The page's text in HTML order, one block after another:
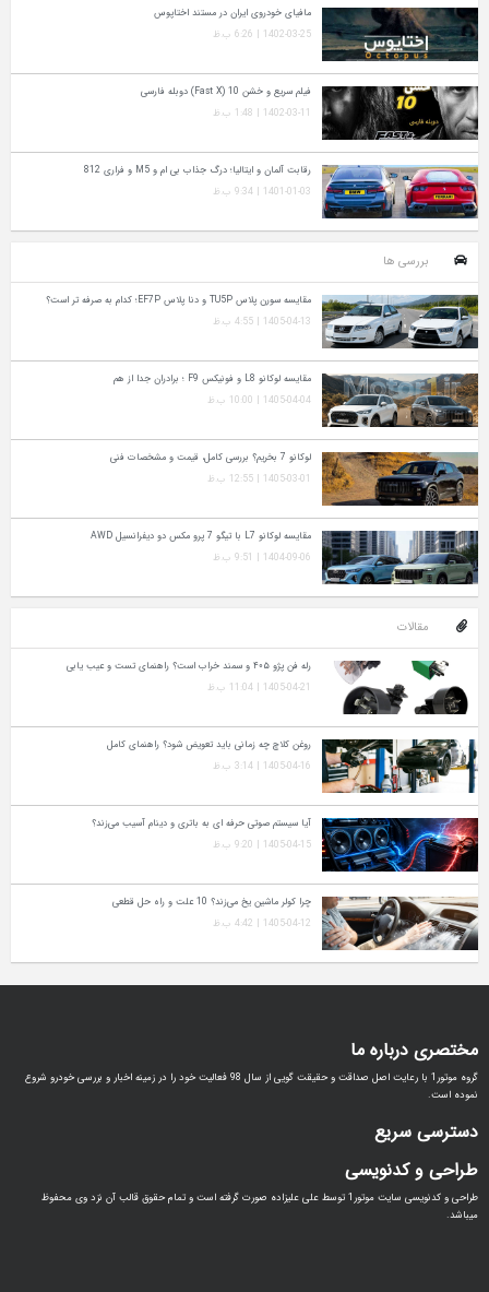
مافیای خودروی ایران در مستند اختاپوس
1402-03-25 | 6:26 ب.ظ
فیلم سریع و خشن 10 (Fast X) دوبله فارسی
1402-03-11 | 1:48 ب.ظ
رقابت آلمان و ایتالیا؛ درگ جذاب بی ام و M5 و فراری 812
1401-01-03 | 9:34 ب.ظ
بررسی ها
مقایسه سورن پلاس TU5P و دنا پلاس EF7P؛ کدام به‌ صرفه‌ تر است؟
1405-04-13 | 4:55 ب.ظ
مقایسه لوکانو L8 و فونیکس F9 ؛ برادران جدا از هم
1405-04-04 | 10:00 ب.ظ
لوکانو 7 بخریم؟ بررسی کامل، قیمت و مشخصات فنی
1405-03-01 | 12:55 ب.ظ
مقایسه لوکانو L7 با تیگو 7 پرو مکس دو دیفرانسیل AWD
1404-09-06 | 9:51 ب.ظ
مقالات
رله فن پژو ۴۰۵ و سمند خراب است؟ راهنمای تست و عیب‌ یابی
1405-04-21 | 11:04 ب.ظ
روغن کلاچ چه زمانی باید تعویض شود؟ راهنمای کامل
1405-04-16 | 3:14 ب.ظ
آیا سیستم صوتی حرفه‌ ای به باتری و دینام آسیب می‌زند؟
1405-04-15 | 9:20 ب.ظ
چرا کولر ماشین یخ می‌زند؟ 10 علت و راه‌ حل قطعی
1405-04-12 | 4:42 ب.ظ
مختصری درباره ما
گروه موتور1 با رعایت اصل صداقت و حقیقت گویی از سال 98 فعالیت خود را در زمینه اخبار و بررسی خودرو شروع
نموده است.
دسترسی سریع
طراحی و کدنویسی
طراحی و کدنویسی سایت موتور1 توسط علی علیزاده صورت گرفته است و تمام حقوق قالب آن نزد وی محفوظ
میباشد.